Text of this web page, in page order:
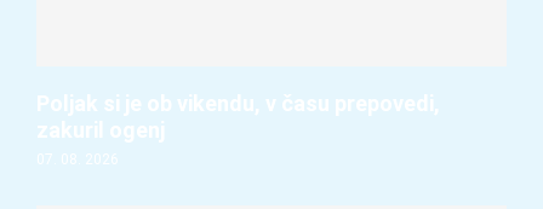
Poljak si je ob vikendu, v času prepovedi,
zakuril ogenj
07. 08. 2026